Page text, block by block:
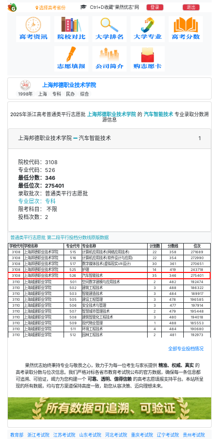
选择高考省份 Ctrl+D收藏“果然优志”网 登录 退出
上海邦德职业技术学院
1998年 上海 专科 民办 综合
2025年浙江高考普通类平行志愿批 上海邦德职业技术学院 的 汽车智能技术 专业录取分数溯
源信息
上海邦德职业技术学院 汽车智能技术 1
院校代码：3108
专业代码：526
最低分数：346
最低位次：275401
录取批次：普通类平行志愿批
专业层次：专科
限考科目： 不限
投档次数：2
普通类平行志愿批 第二段平行投档分数线原版数据
学校代号 学校名称 专业代号 专业名称 计划数 分数线
位次
3108
上海邦德职业技术学院 515 计算机应用技术(网络应用技术) 22 358
271689
3108
上海邦德职业技术学院 516 计算机应用技术(软件设计与应用) 22 354
272990
3108
上海邦德职业技术学院 517 数字媒体技术(虚拟现实VR设计) 30 361
270651
3108
上海邦德职业技术学院 525 护理 14 419
243718
3108
上海邦德职业技术学院 526 汽车智能技术 35 346
275401
3110
上海城建职业学院 501 空间数字建模与应用技术 2 482
192474
3110
上海城建职业学院 502 建筑工程技术 3 488
186322
3110
上海城建职业学院 503 智能建造技术 3 484
189917
3110
上海城建职业学院 505 建设工程管理 3 478
196585
3110
上海城建职业学院 506 安全技术与管理 3 477
197914
3110
上海城建职业学院 507 智慧城市管理技术 2 479
195448
3110
上海城建职业学院 508 建筑智能化工程技术 3 480
194018
3110
上海城建职业学院 509 现代物业管理 1 488
185553
3110
上海城建职业学院 511 环境工程技术 4 484
190680
3110
上海城建职业学院 512 园林工程技术 2 481 192973
全部专业投档情况
果然优志始终秉持专业与敬畏之心，致力于为每一位考生与家长提供 精准、权威、真实的
高考录取分数与位次信息。我们严格对标各省市教育考试院公布的官方数据，确保每一条信息都
可追溯、可验证，竭力为您构建一个 可靠、透明、值得信赖 的高考志愿填报支持平台。本站所呈
现的所有数据，均与官方渠道保持高度一致，助您从容决策、迈向理想未来。
教育部 浙江考试院 江苏考试院 山东考试院 河北考试院 重庆考试院 辽宁考试院
贵州考试院